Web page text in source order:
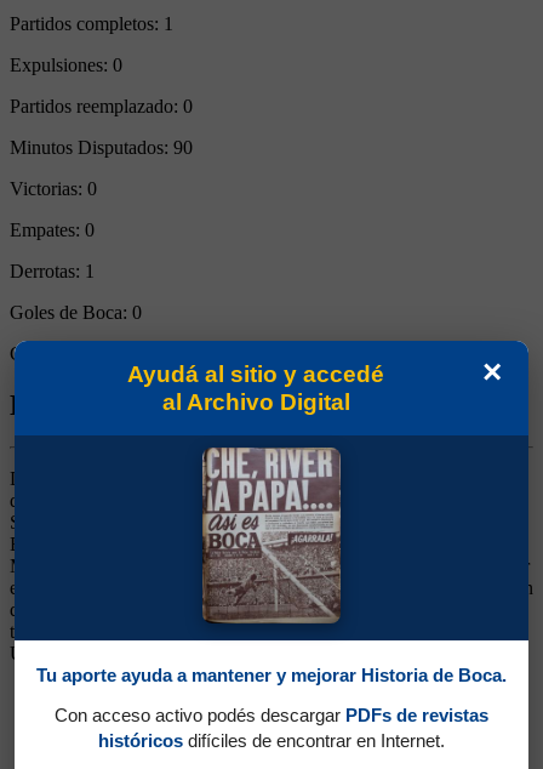
Partidos completos: 1
Expulsiones: 0
Partidos reemplazado: 0
Minutos Disputados: 90
Victorias: 0
Empates: 0
Derrotas: 1
Goles de Boca: 0
Goles rivales:
Biografía de Juan Manuel Martínez
Delantero. Ganó un título (Campeonato 2015). Surgió de Vélez, en
donde tuvo 3 ciclos. Pasó además por Argentinos, Cúcuta, Al-
Shabab y Corinthians. Su tío abuelo, Joaquín Martínez, jugó en
Boca entre 1949 y 1951. Su padre y su tío (Carlos y Joaquín Pedro
Martínez) también fueron futbolistas profesionales, jugaron en River
en la década del ´70. Llegó con enorme expectativa, tuvo un montón
de chances para demostrar sus condiciones pero defraudó
totalmente. Continuó su carrera en Real Salt Lake City de Estados
Unidos. Boca fue campeón del torneo 2015 ya con él fuera del club
×
Ayudá al sitio y accedé
al Archivo Digital
Tu aporte ayuda a mantener y mejorar Historia de Boca.
Con acceso activo podés descargar PDFs de revistas
históricos difíciles de encontrar en Internet.